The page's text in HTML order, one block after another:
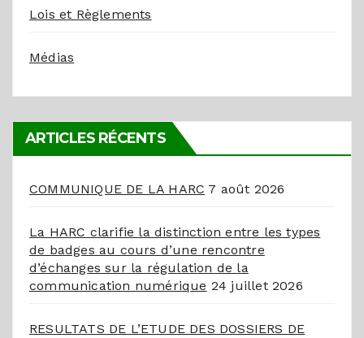
Lois et Règlements
Médias
ARTICLES RÉCENTS
COMMUNIQUE DE LA HARC 7 août 2026
La HARC clarifie la distinction entre les types
de badges au cours d’une rencontre
d’échanges sur la régulation de la
communication numérique 24 juillet 2026
RESULTATS DE L’ETUDE DES DOSSIERS DE